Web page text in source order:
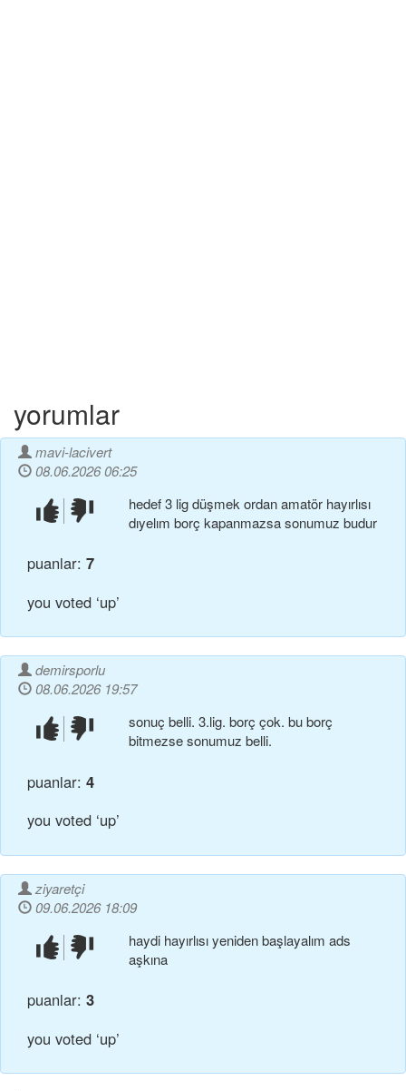
yorumlar
mavi-lacivert
08.06.2026 06:25
beğendim!beğenmedim!
puanlar: 7
you voted ‘up’
hedef 3 lig düşmek ordan amatör hayırlısı
dıyelım borç kapanmazsa sonumuz budur
demirsporlu
08.06.2026 19:57
beğendim!beğenmedim!
puanlar: 4
you voted ‘up’
sonuç belli. 3.lig. borç çok. bu borç
bitmezse sonumuz belli.
ziyaretçi
09.06.2026 18:09
beğendim!beğenmedim!
puanlar: 3
you voted ‘up’
haydi hayırlısı yeniden başlayalım ads
aşkına